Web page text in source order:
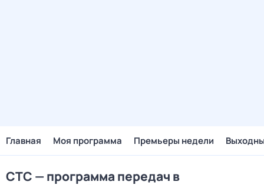
Главная Моя программа Премьеры недели
СТС — программа передач в